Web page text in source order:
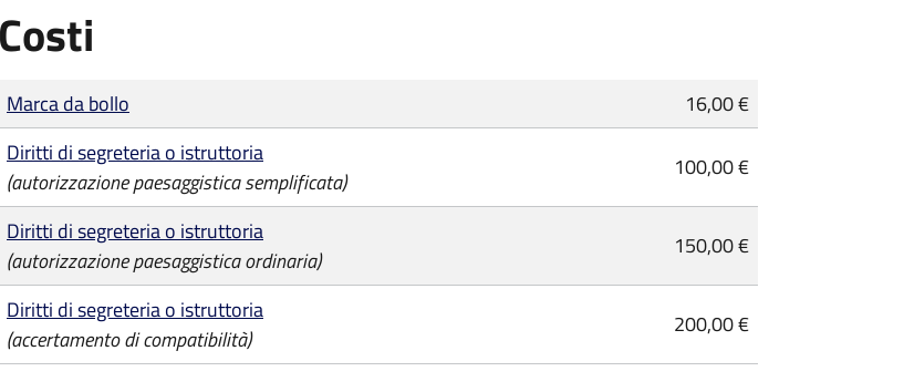
Costi
Tipo di pagamento
Importo
Marca da bollo
16,00 €
Diritti di segreteria o istruttoria
(autorizzazione paesaggistica semplificata)
100,00 €
Diritti di segreteria o istruttoria
(autorizzazione paesaggistica ordinaria)
150,00 €
Diritti di segreteria o istruttoria
(accertamento di compatibilità)
200,00 €